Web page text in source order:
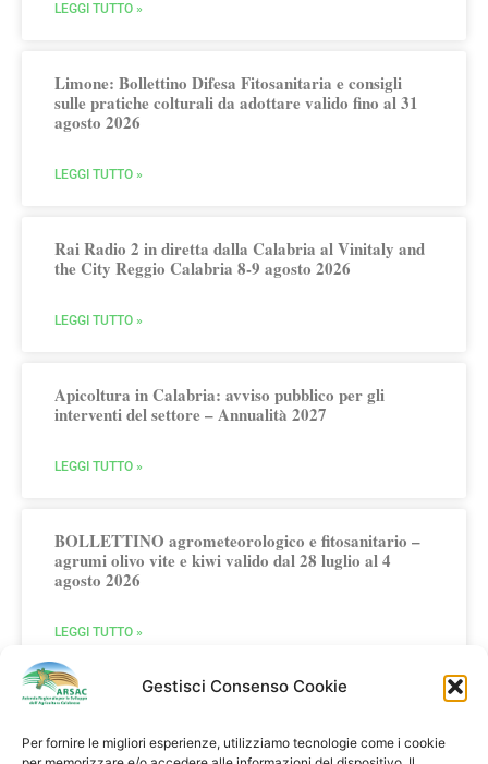
Gestisci Consenso Cookie
Per fornire le migliori esperienze, utilizziamo tecnologie come i cookie
LEGGI TUTTO »
Limone: Bollettino Difesa Fitosanitaria e consigli
sulle pratiche colturali da adottare valido fino al 31
agosto 2026
LEGGI TUTTO »
Rai Radio 2 in diretta dalla Calabria al Vinitaly and
the City Reggio Calabria 8-9 agosto 2026
LEGGI TUTTO »
Apicoltura in Calabria: avviso pubblico per gli
interventi del settore – Annualità 2027
LEGGI TUTTO »
BOLLETTINO agrometeorologico e fitosanitario –
agrumi olivo vite e kiwi valido dal 28 luglio al 4
agosto 2026
LEGGI TUTTO »